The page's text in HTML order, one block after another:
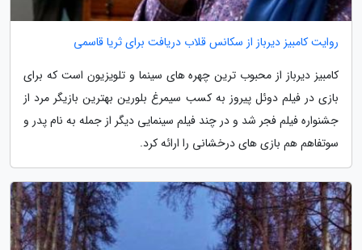
روایت کامبیز دیرباز از سکانس قلاب دریافت برای ثریا قاسمی
کامبیز دیرباز از محبوب ترین چهره های سینما و تلویزیون است که برای
بازی در فیلم دوئل پیروز به کسب سیمرغ بلورین بهترین بازیگر مرد از
جشنواره فیلم فجر شد و در چند فیلم سینمایی دیگر از جمله به نام پدر و
سوتفاهم هم بازی های درخشانی را ارائه کرد.